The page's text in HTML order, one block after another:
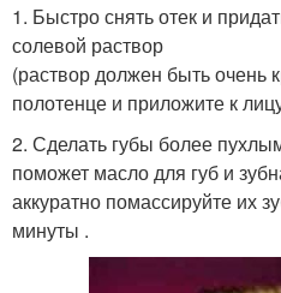
1. Быстро снять отек и
солевой раствор
(раствор должен быть очень
полотенце и приложите к
2. Сделать губы более
поможет масло для губ и
аккуратно помассируйте их
минуты .